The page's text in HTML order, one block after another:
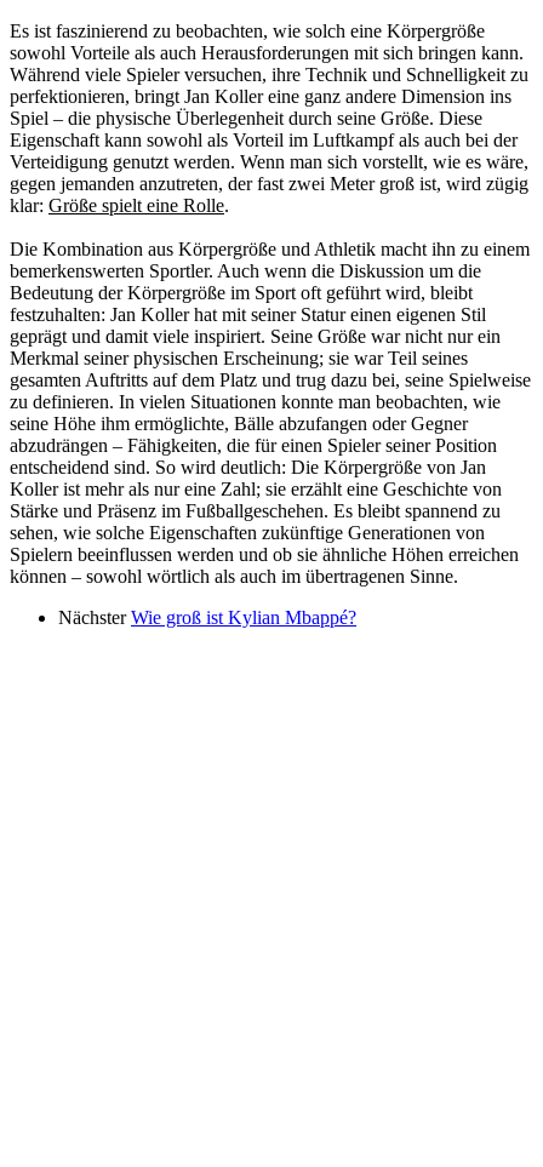
Es ist faszinierend zu beobachten, wie solch eine Körpergröße
sowohl Vorteile als auch Herausforderungen mit sich bringen kann.
Während viele Spieler versuchen, ihre Technik und Schnelligkeit zu
perfektionieren, bringt Jan Koller eine ganz andere Dimension ins
Spiel – die physische Überlegenheit durch seine Größe. Diese
Eigenschaft kann sowohl als Vorteil im Luftkampf als auch bei der
Verteidigung genutzt werden. Wenn man sich vorstellt, wie es wäre,
gegen jemanden anzutreten, der fast zwei Meter groß ist, wird zügig
klar: Größe spielt eine Rolle.
Die Kombination aus Körpergröße und Athletik macht ihn zu einem
bemerkenswerten Sportler. Auch wenn die Diskussion um die
Bedeutung der Körpergröße im Sport oft geführt wird, bleibt
festzuhalten: Jan Koller hat mit seiner Statur einen eigenen Stil
geprägt und damit viele inspiriert. Seine Größe war nicht nur ein
Merkmal seiner physischen Erscheinung; sie war Teil seines
gesamten Auftritts auf dem Platz und trug dazu bei, seine Spielweise
zu definieren. In vielen Situationen konnte man beobachten, wie
seine Höhe ihm ermöglichte, Bälle abzufangen oder Gegner
abzudrängen – Fähigkeiten, die für einen Spieler seiner Position
entscheidend sind. So wird deutlich: Die Körpergröße von Jan
Koller ist mehr als nur eine Zahl; sie erzählt eine Geschichte von
Stärke und Präsenz im Fußballgeschehen. Es bleibt spannend zu
sehen, wie solche Eigenschaften zukünftige Generationen von
Spielern beeinflussen werden und ob sie ähnliche Höhen erreichen
können – sowohl wörtlich als auch im übertragenen Sinne.
Nächster Wie groß ist Kylian Mbappé?